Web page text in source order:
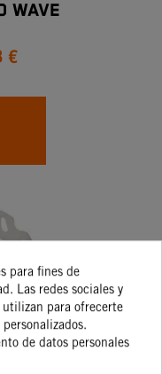
WAVE
€
para fines de
Las redes sociales y
para ofrecerte
de datos personales